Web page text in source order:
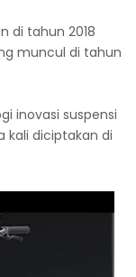
di tahun 2018
muncul di tahun
inovasi suspensi
kali diciptakan di